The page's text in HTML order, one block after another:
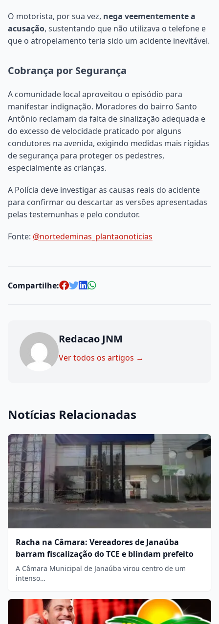
O motorista, por sua vez, nega veementemente a
acusação, sustentando que não utilizava o telefone e
que o atropelamento teria sido um acidente inevitável.
Cobrança por Segurança
A comunidade local aproveitou o episódio para
manifestar indignação. Moradores do bairro Santo
Antônio reclamam da falta de sinalização adequada e
do excesso de velocidade praticado por alguns
condutores na avenida, exigindo medidas mais rígidas
de segurança para proteger os pedestres,
especialmente as crianças.
A Polícia deve investigar as causas reais do acidente
para confirmar ou descartar as versões apresentadas
pelas testemunhas e pelo condutor.
Fonte: @nortedeminas_plantaonoticias
Compartilhe:
Redacao JNM
Ver todos os artigos →
Notícias Relacionadas
Racha na Câmara: Vereadores de Janaúba
barram fiscalização do TCE e blindam prefeito
A Câmara Municipal de Janaúba virou centro de um
intenso…